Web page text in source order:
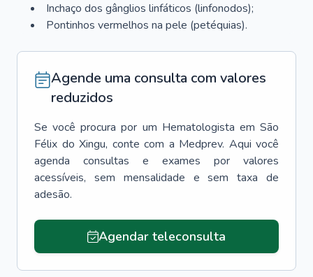
Inchaço dos gânglios linfáticos (linfonodos);
Pontinhos vermelhos na pele (petéquias).
Agende uma consulta com valores
reduzidos
Se você procura por um Hematologista em São
Félix do Xingu, conte com a Medprev. Aqui você
agenda consultas e exames por valores
acessíveis, sem mensalidade e sem taxa de
adesão.
Agendar teleconsulta